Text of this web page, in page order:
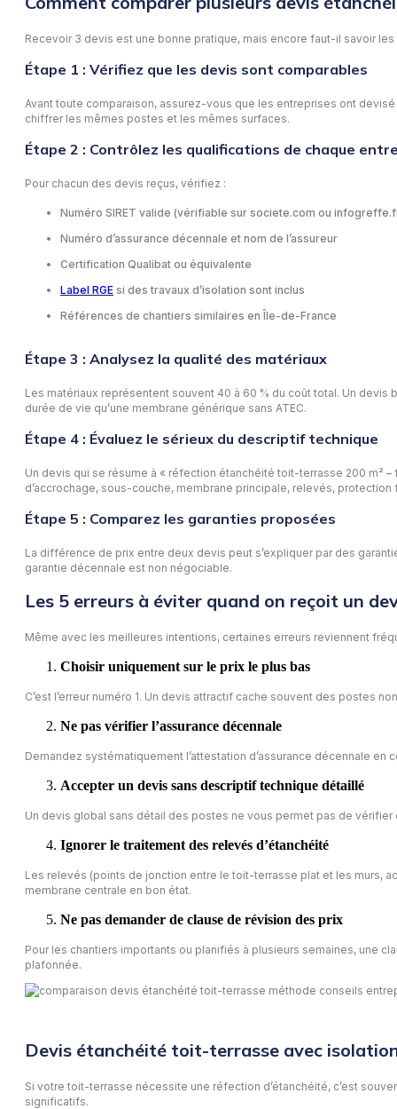
Recevoir 3 devis est une bonne pratique, mais encore faut-il savoir
Étape 1 : Vérifiez que les devis sont comparables
Avant toute comparaison, assurez-vous que les entreprises ont
chiffrer les mêmes postes et les mêmes surfaces.
Étape 2 : Contrôlez les qualifications de chaque
Pour chacun des devis reçus, vérifiez :
Numéro SIRET valide (vérifiable sur societe.com ou
Numéro d’assurance décennale et nom de l’assureur
Certification Qualibat ou équivalente
Label RGE si des travaux d’isolation sont inclus
Références de chantiers similaires en Île-de-France
Étape 3 : Analysez la qualité des matériaux
Les matériaux représentent souvent 40 à 60 % du coût total. Un
durée de vie qu’une membrane générique sans ATEC.
Étape 4 : Évaluez le sérieux du descriptif technique
Un devis qui se résume à « réfection étanchéité toit-terrasse 200 m²
d’accrochage, sous-couche, membrane principale, relevés, protection
Étape 5 : Comparez les garanties proposées
La différence de prix entre deux devis peut s’expliquer par des
garantie décennale est non négociable.
Les 5 erreurs à éviter quand on reçoit un
Même avec les meilleures intentions, certaines erreurs reviennent
Choisir uniquement sur le prix le plus bas
C’est l’erreur numéro 1. Un devis attractif cache souvent des postes
Ne pas vérifier l’assurance décennale
Demandez systématiquement l’attestation d’assurance décennale en
Accepter un devis sans descriptif technique détaillé
Un devis global sans détail des postes ne vous permet pas de
Ignorer le traitement des relevés d’étanchéité
Les relevés (points de jonction entre le toit-terrasse plat et les murs,
membrane centrale en bon état.
Ne pas demander de clause de révision des prix
Pour les chantiers importants ou planifiés à plusieurs semaines, une
plafonnée.
Devis étanchéité toit-terrasse avec
Si votre toit-terrasse nécessite une réfection d’étanchéité, c’est
significatifs.